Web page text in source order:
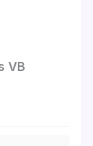
VB